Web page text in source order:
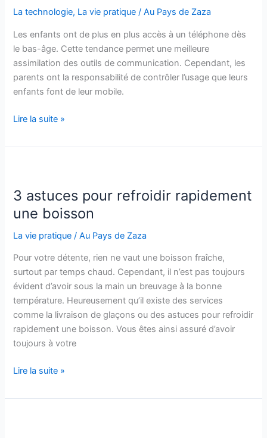
La technologie, La vie pratique /Au Pays de Zaza
Les enfants ont de plus en plus accès à un téléphone dès
le bas-âge. Cette tendance permet une meilleure
assimilation des outils de communication. Cependant, les
parents ont la responsabilité de contrôler l’usage que leurs
enfants font de leur mobile.
Comment
le
ses
enfants
?
Lire la suite »
3 astuces pour refroidir rapidement
une boisson
La vie pratique /Au Pays de Zaza
Pour votre détente, rien ne vaut une boisson fraîche,
surtout par temps chaud. Cependant, il n’est pas toujours
évident d’avoir sous la main un breuvage à la bonne
température. Heureusement qu’il existe des services
comme la livraison de glaçons ou des astuces pour refroidir
rapidement une boisson. Vous êtes ainsi assuré d’avoir
toujours à votre
3
pour
Lire la suite »